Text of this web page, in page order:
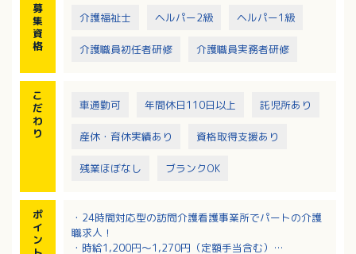
募
集
資
格
介護福祉士 ヘルパー2級 ヘルパー1級
介護職員初任者研修 介護職員実務者研修
こ
だ
わ
り
車通勤可 年間休日110日以上 託児所あり
産休・育休実績あり 資格取得支援あり
残業ほぼなし ブランクOK
ポ
イ
ン
・24時間対応型の訪問介護看護事業所でパートの介護
職求人！
・時給1,200円～1,270円（定額手当含む）